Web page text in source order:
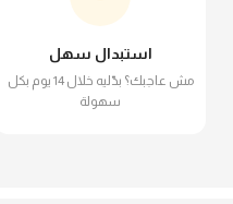
استبدال سهل
مش عاجبك؟ بدّليه خلال 14 يوم بكل
سهولة